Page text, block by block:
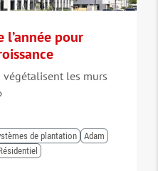
l’année pour
végétalisent les murs
de plantation
Adam